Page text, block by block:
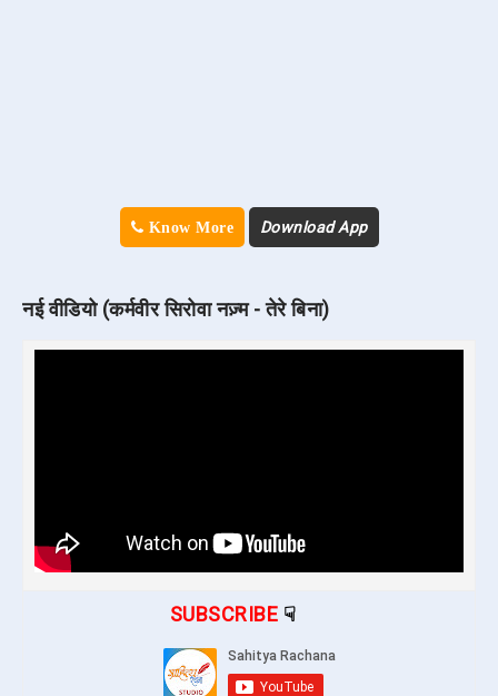
Know More Download App
नई वीडियो (कर्मवीर सिरोवा नज़्म - तेरे बिना)
SUBSCRIBE☟